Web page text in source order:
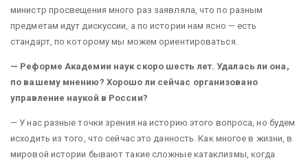
министр просвещения много раз заявляла, что по разным
предметам идут дискуссии, а по истории нам ясно — есть
стандарт, по которому мы можем ориентироваться.
— Реформе Академии наук скоро шесть лет. Удалась ли она,
по вашему мнению? Хорошо ли сейчас организовано
управление наукой в России?
— У нас разные точки зрения на историю этого вопроса, но будем
исходить из того, что сейчас это данность. Как многое в жизни, в
мировой истории бывают такие сложные катаклизмы, когда